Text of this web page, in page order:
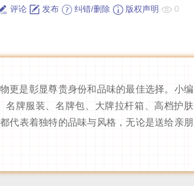
评论 发布 纠错/删除 版权声明 0
更是彰显尊贵身份和品味的最佳选择。小编
牌服装、名牌包、大牌拉杆箱、高档护肤
代表着独特的品味与风格，无论是送给亲朋